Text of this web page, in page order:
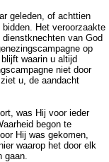
geleden, of achttien
Het veroorzaakte
van God
op
waarin u altijd
niet door
u, de aandacht
was Hij voor ieder
begon te
Hij was gekomen,
waarop het door elk